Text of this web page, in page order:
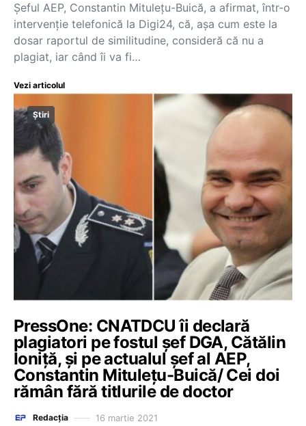
Șeful AEP, Constantin Mitulețu-Buică, a afirmat, într-o
intervenție telefonică la Digi24, că, așa cum este la
dosar raportul de similitudine, consideră că nu a
plagiat, iar când îi va fi…
Vezi articolul
Știri
PressOne: CNATDCU îi declară
plagiatori pe fostul șef DGA, Cătălin
Ioniță, și pe actualul șef al AEP,
Constantin Mitulețu-Buică/ Cei doi
rămân fără titlurile de doctor
Redacția 16 martie 2021